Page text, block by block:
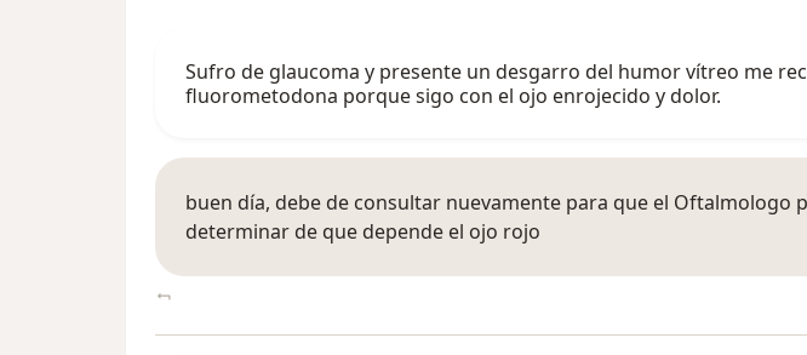
Sufro de glaucoma y presente un desgarro del humor vítreo me
fluorometodona porque sigo con el ojo enrojecido y dolor.
buen día, debe de consultar nuevamente para que el Oftalmologo
determinar de que depende el ojo rojo